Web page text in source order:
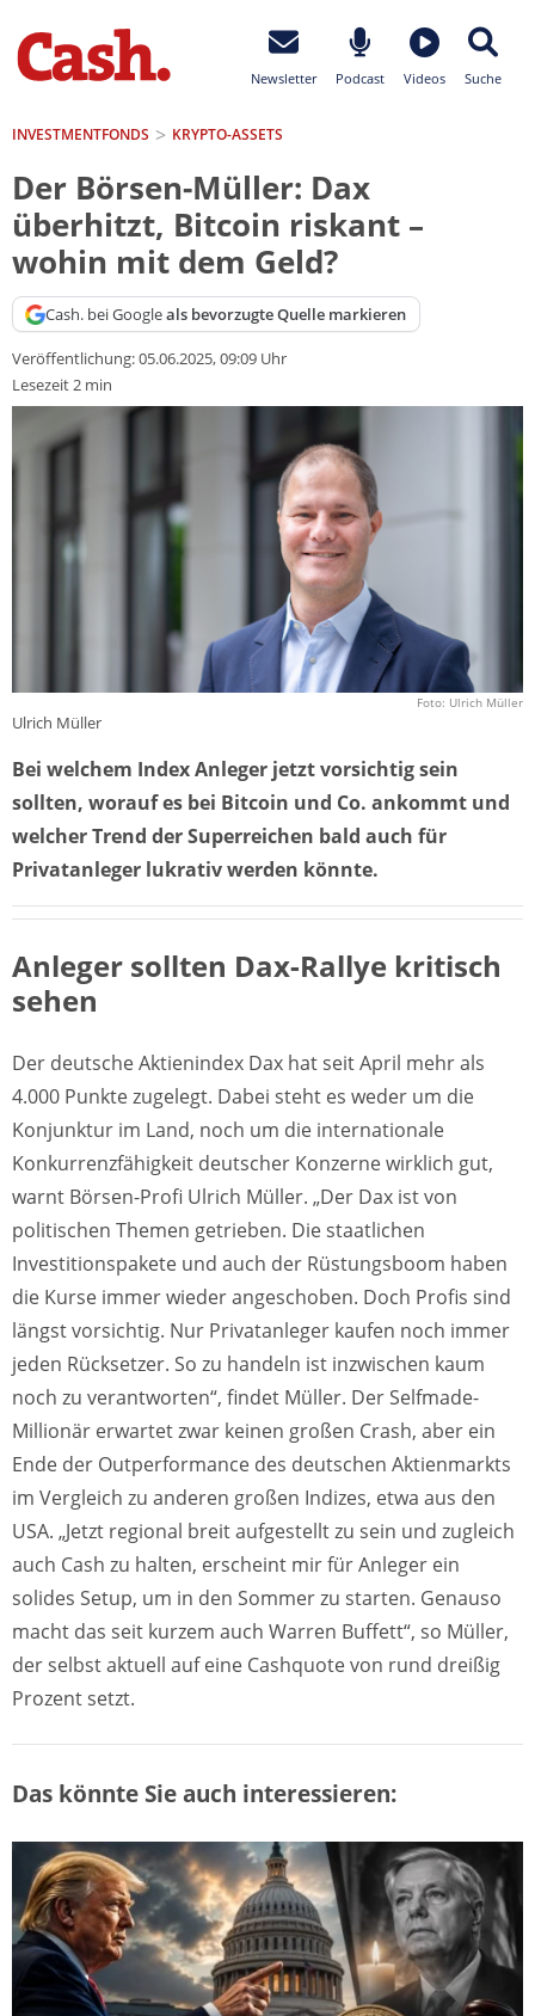
Newsletter Podcast Videos Suche
INVESTMENTFONDS KRYPTO-ASSETS
Der Börsen-Müller: Dax
überhitzt, Bitcoin riskant –
wohin mit dem Geld?
Cash. bei Googleals bevorzugte Quelle markieren
Veröffentlichung:05.06.2025, 09:09 Uhr
Lesezeit 2 min
Foto: Ulrich Müller
Ulrich Müller
Bei welchem Index Anleger jetzt vorsichtig sein
sollten, worauf es bei Bitcoin und Co. ankommt und
welcher Trend der Superreichen bald auch für
Privatanleger lukrativ werden könnte.
Anleger sollten Dax-Rallye kritisch
sehen
Der deutsche Aktienindex Dax hat seit April mehr als
4.000 Punkte zugelegt. Dabei steht es weder um die
Konjunktur im Land, noch um die internationale
Konkurrenzfähigkeit deutscher Konzerne wirklich gut,
warnt Börsen-Profi Ulrich Müller. „Der Dax ist von
politischen Themen getrieben. Die staatlichen
Investitionspakete und auch der Rüstungsboom haben
die Kurse immer wieder angeschoben. Doch Profis sind
längst vorsichtig. Nur Privatanleger kaufen noch immer
jeden Rücksetzer. So zu handeln ist inzwischen kaum
noch zu verantworten“, findet Müller. Der Selfmade-
Millionär erwartet zwar keinen großen Crash, aber ein
Ende der Outperformance des deutschen Aktienmarkts
im Vergleich zu anderen großen Indizes, etwa aus den
USA. „Jetzt regional breit aufgestellt zu sein und zugleich
auch Cash zu halten, erscheint mir für Anleger ein
solides Setup, um in den Sommer zu starten. Genauso
macht das seit kurzem auch Warren Buffett“, so Müller,
der selbst aktuell auf eine Cashquote von rund dreißig
Prozent setzt.
Das könnte Sie auch interessieren: